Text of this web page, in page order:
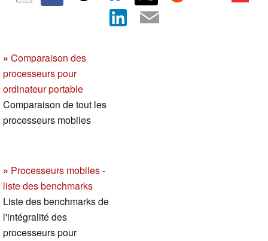
» Comparaison des
processeurs pour
ordinateur portable
Comparaison de tout les
processeurs mobiles
» Processeurs mobiles -
liste des benchmarks
Liste des benchmarks de
l'intégralité des
processeurs pour